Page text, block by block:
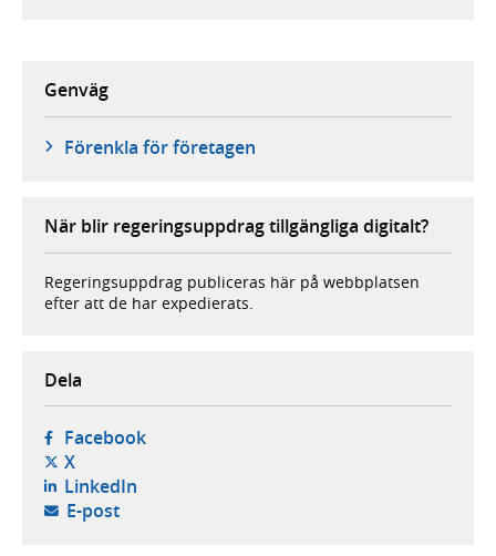
Genväg
Förenkla för företagen
När blir regeringsuppdrag tillgängliga digitalt?
Regeringsuppdrag publiceras här på webbplatsen
efter att de har expedierats.
Dela
Facebook- öppnas i ny flik, extern webbplats,
X- öppnas i ny flik, extern webbplats,
LinkedIn- öppnas i ny flik, extern webbplats,
E-post- öppnar din e-postklient,